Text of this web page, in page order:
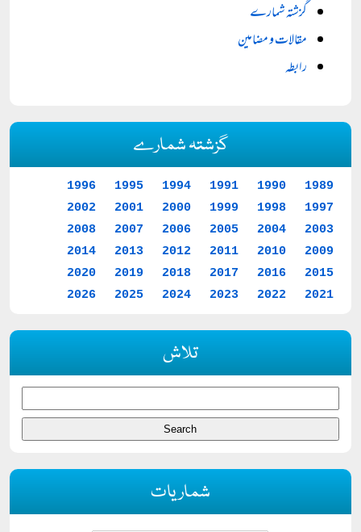
گزشتہ شمارے
مقالات و مضامین
رابطہ
گزشتہ شمارے
1989
1990
1991
1994
1995
1996
1997
1998
1999
2000
2001
2002
2003
2004
2005
2006
2007
2008
2009
2010
2011
2012
2013
2014
2015
2016
2017
2018
2019
2020
2021
2022
2023
2024
2025
2026
تلاش
شماریات